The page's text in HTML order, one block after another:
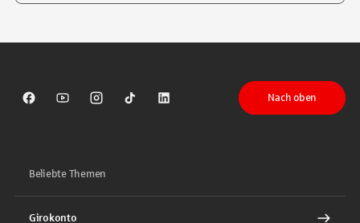
Sparkasse auf Facebook
Sparkasse auf Youtube
Sparkasse auf Instagram
Sparkasse auf TikTok
Sparkasse auf LinkedIn
Nach oben
Beliebte Themen
Girokonto